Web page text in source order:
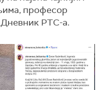
професор
Дневник РТС-а.